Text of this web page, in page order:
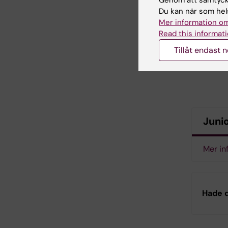
"RNA
fitness
Mer
Hade
Du kan när som
Mer information
Read this
Tillåt endast